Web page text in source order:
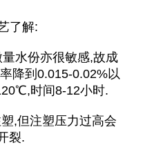
了解:
水份亦很敏感,故成
降到0.015-0.02%以
时间8-12小时.
,但注塑压力过高会
裂.